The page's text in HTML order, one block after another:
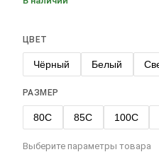
ЦВЕТ
Чёрный Белый
РАЗМЕР
80C 85C 100C
Выберите параметры товара